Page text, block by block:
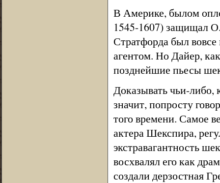
В Америке, былом
1545-1607) защищал
Стратфорда был
агентом. Но Дайер,
позднейшие пьесы
Доказывать чьи-либо,
значит, попросту
того времени. Самое
актера Шекспира,
экстравагантность
восхвалял его как
создали дерзостная